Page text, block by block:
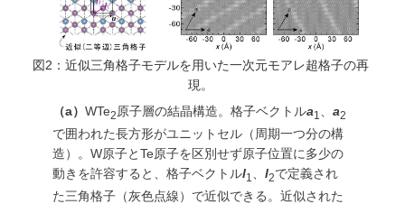
図2：近似三角格子モデルを用いた一次元モアレ超格子の再
現。
（a）WTe2原子層の結晶構造。格子ベクトルa1 、a2
で囲われた長方形がユニットセル（周期一つ分の構
造）。W原子とTe原子を区別せず原子位置に多少の
動きを許容すると、格子ベクトルl1 、l2で定義され
た三角格子（灰色点線）で近似できる。近似された